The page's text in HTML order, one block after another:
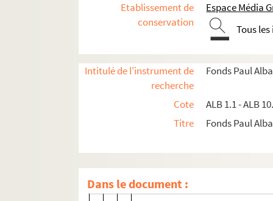
Etablissement de
conservation
Espace Média
Tous
Intitulé de l'instrument de
recherche
Fonds Paul
Cote
ALB 1.1 - ALB
Titre
Fonds Paul
Dans le document :
ALB 4.3. Année 1904
ALB 4.4. Année 1905
ALB 4.6. Année 1907
ALB 4.7. Année 1908
ALB 4.8. Année 1909
ALB 4.9. Année 1910
ALB 4.11. Année 1912
Cansou